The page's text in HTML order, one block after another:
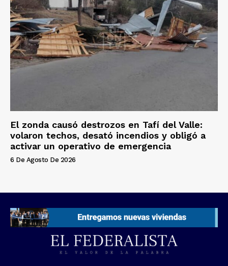
El zonda causó destrozos en Tafí del Valle:
volaron techos, desató incendios y obligó a
activar un operativo de emergencia
6 De Agosto De 2026